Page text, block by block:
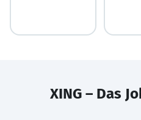
XING – Das